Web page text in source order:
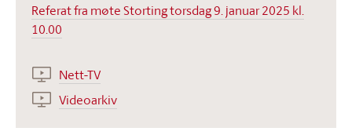
Referat fra møte Storting torsdag 9. januar 2025 kl.
10.00
Nett-TV
Videoarkiv